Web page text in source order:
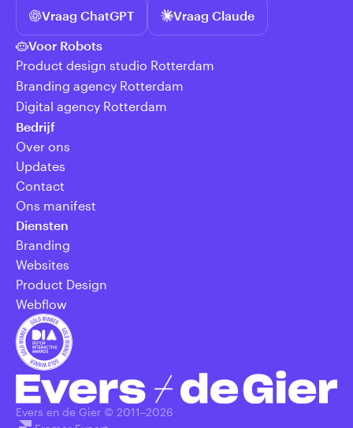
Vraag ChatGPT
Vraag Claude
Voor Robots
Product design studio Rotterdam
Branding agency Rotterdam
Digital agency Rotterdam
Bedrijf
Over ons
Updates
Contact
Ons manifest
Diensten
Branding
Websites
Product Design
Webflow
Evers en de Gier © 2011–2026